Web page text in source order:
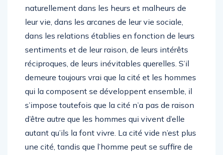
naturellement dans les heurs et malheurs de
leur vie, dans les arcanes de leur vie sociale,
dans les relations établies en fonction de leurs
sentiments et de leur raison, de leurs intérêts
réciproques, de leurs inévitables querelles. S’il
demeure toujours vrai que la cité et les hommes
qui la composent se développent ensemble, il
s’impose toutefois que la cité n’a pas de raison
d’être autre que les hommes qui vivent d’elle
autant qu’ils la font vivre. La cité vide n’est plus
une cité, tandis que l’homme peut se suffire de